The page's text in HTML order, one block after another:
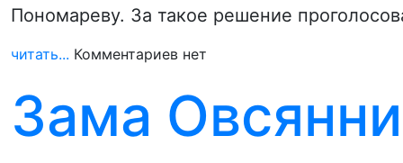
Пономареву. За такое решение
читать... Комментариев нет
Зама